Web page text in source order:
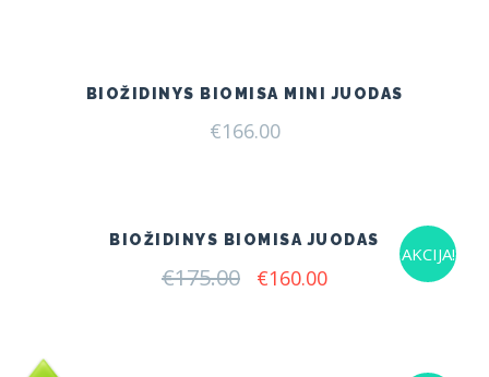
BIOŽIDINYS BIOMISA MINI JUODAS
€166.00
AKCIJA!
BIOŽIDINYS BIOMISA JUODAS
€175.00 Original
€160.00Current